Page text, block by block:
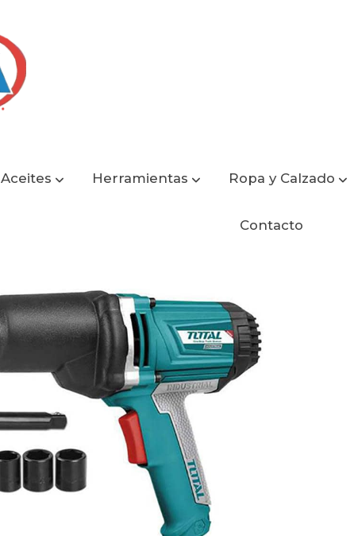
Aceites Herramientas Ropa y Calzado
Contacto